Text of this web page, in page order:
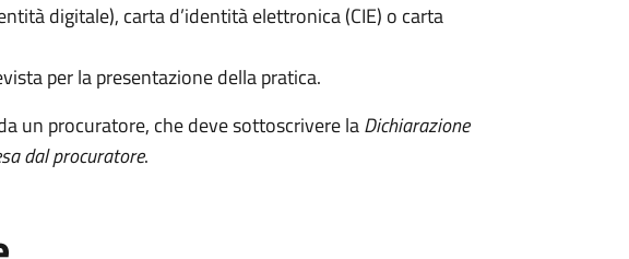
digitale), carta d’identità elettronica (CIE) o carta
per la presentazione della pratica.
un procuratore, che deve sottoscrivere laDichiarazione
dal procuratore.